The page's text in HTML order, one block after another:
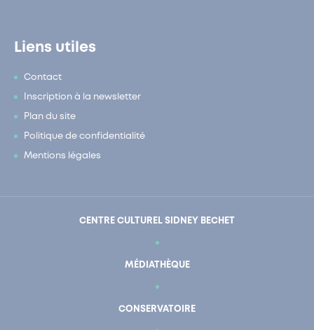
Liens utiles
Contact
Inscription à la newsletter
Plan du site
Politique de confidentialité
Mentions légales
CENTRE CULTUREL SIDNEY BECHET
MÉDIATHÈQUE
CONSERVATOIRE